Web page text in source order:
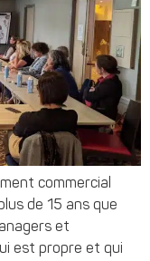
commercial
de 15 ans que
et
est propre et qui